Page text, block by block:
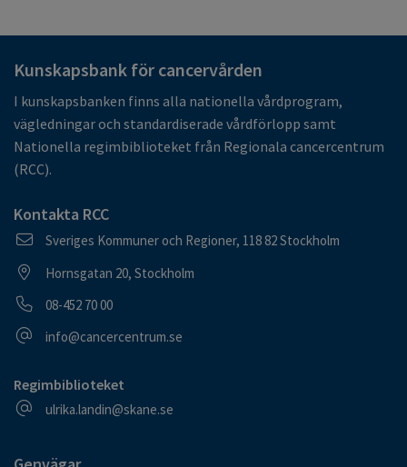
Kunskapsbank för cancervården
I kunskapsbanken finns alla nationella vårdprogram,
vägledningar och standardiserade vårdförlopp samt
Nationella regimbiblioteket från Regionala cancercentrum
(RCC).
Kontakta RCC
Postadress
Sveriges Kommuner och Regioner, 118 82 Stockholm
Besöksadress
Hornsgatan 20, Stockholm
Telefonnummer
08-452 70 00
E-postadress
info@cancercentrum.se
Regimbiblioteket
E-postadress
ulrika.landin@skane.se